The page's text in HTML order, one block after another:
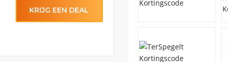
KRIJG EEN DEAL